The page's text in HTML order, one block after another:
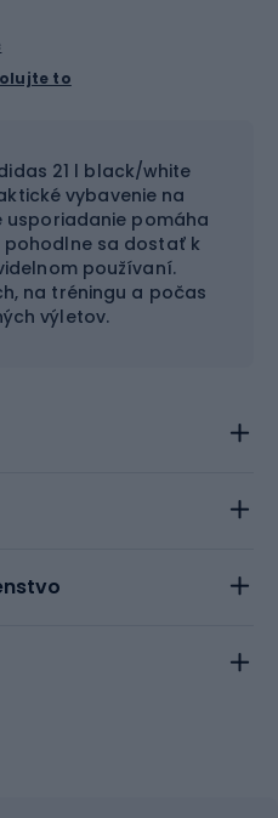
to
21 l black/white
vybavenie na
usporiadanie pomáha
sa dostať k
používaní.
na tréningu a počas
výletov.